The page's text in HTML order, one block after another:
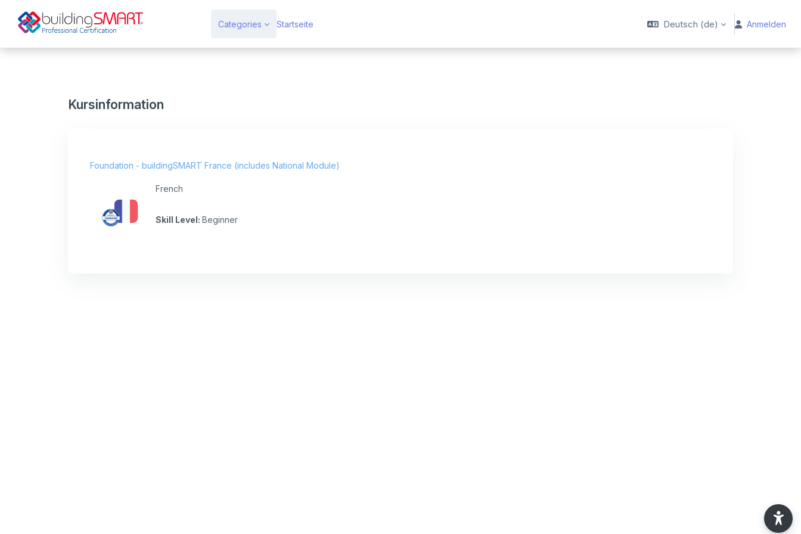
Categories
Startseite Deutsch ‎(de)‎ Anmelden
Kursinformation
Foundation - buildingSMART France (includes National Module)
French
Skill Level: Beginner